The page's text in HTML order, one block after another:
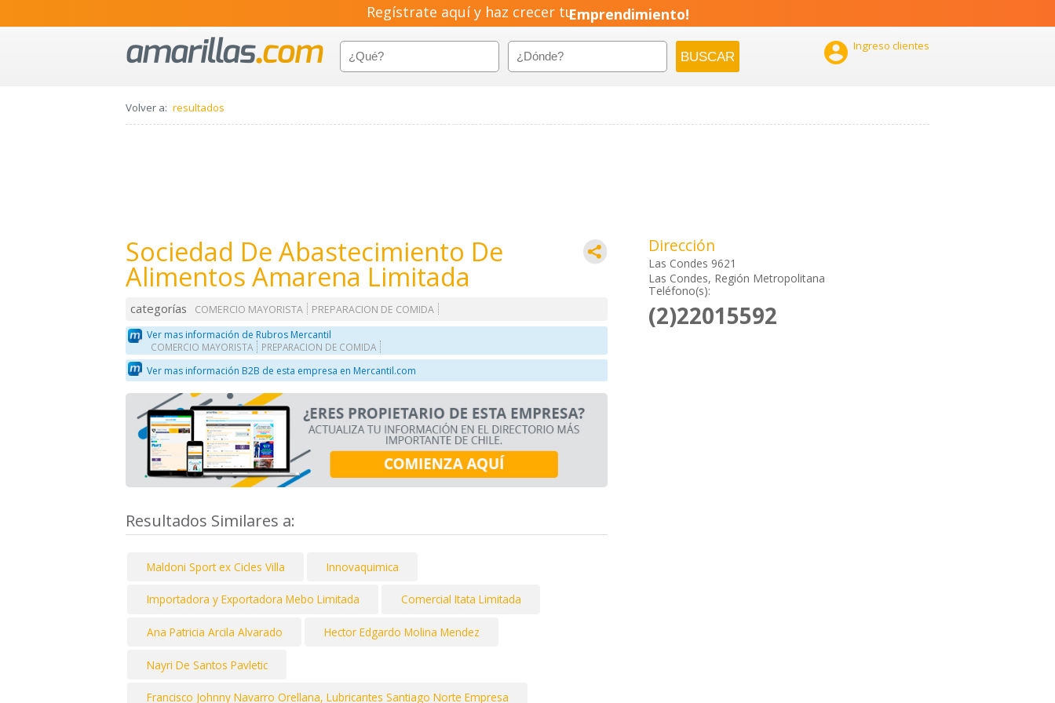
Regístrate aquí y haz crecer tuEmprendimiento!
 Ingreso clientes
Volver a: resultados
Sociedad De Abastecimiento De
Alimentos Amarena Limitada
categorías COMERCIO MAYORISTA
PREPARACION DE COMIDA
Ver mas información de Rubros Mercantil
COMERCIO MAYORISTA PREPARACION DE COMIDA
Ver mas información B2B de esta empresa en Mercantil.com
Resultados Similares a:
Maldoni Sport ex Cicles Villa Innovaquimica
Importadora y Exportadora Mebo Limitada Comercial Itata Limitada
Ana Patricia Arcila Alvarado Hector Edgardo Molina Mendez
Nayri De Santos Pavletic
Francisco Johnny Navarro Orellana, Lubricantes Santiago Norte Empresa
Dirección
Las Condes 9621
Las Condes, Región Metropolitana
Teléfono(s):
(2)22015592